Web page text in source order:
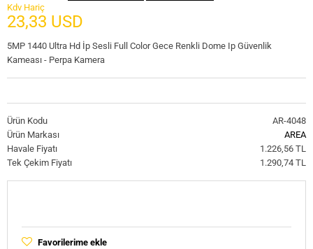
Kdv Hariç
23,33 USD
5MP 1440 Ultra Hd İp Sesli Full Color Gece Renkli Dome Ip Güvenlik
Kameası - Perpa Kamera
Ürün Kodu
AR-4048
Ürün Markası
AREA
Havale Fiyatı
1.226,56 TL
Tek Çekim Fiyatı
1.290,74 TL
Favorilerime ekle